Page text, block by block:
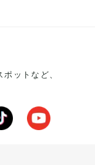
ットなど、